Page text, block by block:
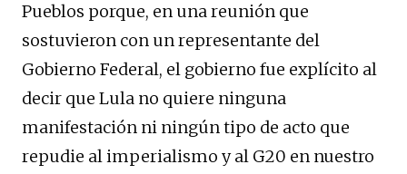
Pueblos porque, en una reunión que
sostuvieron con un representante del
Gobierno Federal, el gobierno fue explícito al
decir que Lula no quiere ninguna
manifestación ni ningún tipo de acto que
repudie al imperialismo y al G20 en nuestro